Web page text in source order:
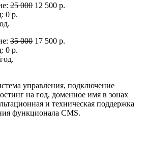
25 000 12 500 р.
0 р.
35 000 17 500 р.
0 р.
управления, подключение
на год, доменное имя в зонах
и техническая поддержка
функционала CMS.